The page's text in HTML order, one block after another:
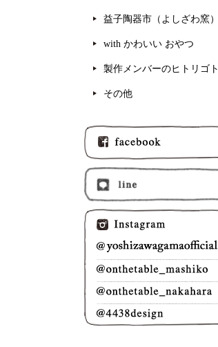
益子陶器市（よしざわ窯）
with かわいい おやつ
製作メンバーのヒトリゴト
その他